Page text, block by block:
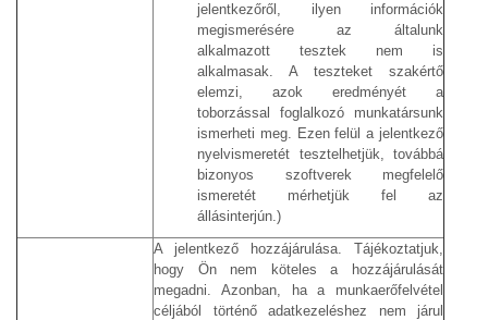
jelentkezőről, ilyen információk
megismerésére az általunk
alkalmazott tesztek nem is
alkalmasak. A teszteket szakértő
elemzi, azok eredményét a
toborzással foglalkozó munkatársunk
ismerheti meg. Ezen felül a jelentkező
nyelvismeretét tesztelhetjük, továbbá
bizonyos szoftverek megfelelő
ismeretét mérhetjük fel az
állásinterjún.)
A jelentkező hozzájárulása. Tájékoztatjuk,
hogy Ön nem köteles a hozzájárulását
megadni. Azonban, ha a munkaerőfelvétel
céljából történő adatkezeléshez nem járul